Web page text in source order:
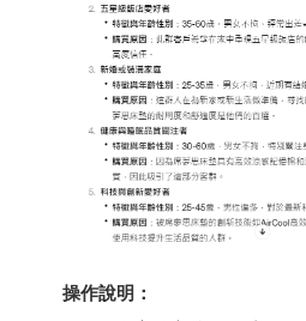
操作說明：